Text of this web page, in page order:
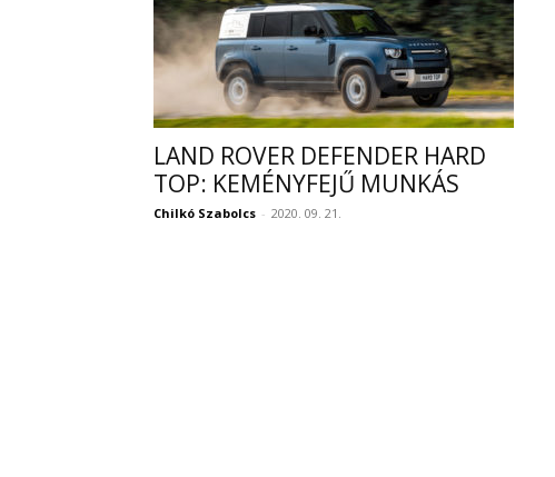
LAND ROVER DEFENDER HARD
TOP: KEMÉNYFEJŰ MUNKÁS
Chilkó Szabolcs - 2020. 09. 21.